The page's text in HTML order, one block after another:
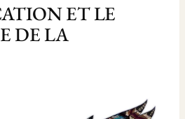
ET LE
DE LA